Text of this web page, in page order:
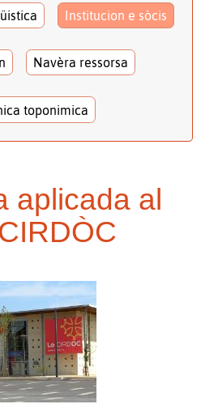
Institucion e sòcis
Navèra ressorsa
toponimica
aplicada al